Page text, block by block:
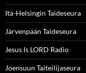
Itä-Helsingin Taideseura
Järvenpään Taideseura
Jesus Is LORD Radio
Joensuun Taiteilijaseura